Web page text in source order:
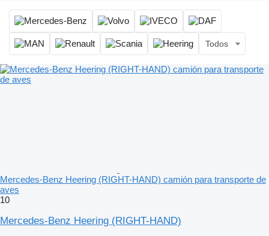
Todos
Mercedes-Benz Heering (RIGHT-HAND) camión para transporte de
aves
10
Mercedes-Benz Heering (RIGHT-HAND)